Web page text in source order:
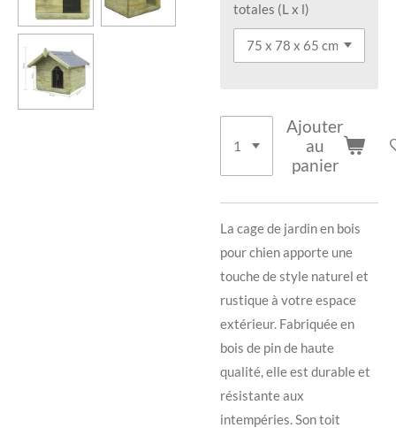
totales (L x l)
Ajouter
au
panier
La cage de jardin en bois
pour chien apporte une
touche de style naturel et
rustique à votre espace
extérieur. Fabriquée en
bois de pin de haute
qualité, elle est durable et
résistante aux
intempéries. Son toit